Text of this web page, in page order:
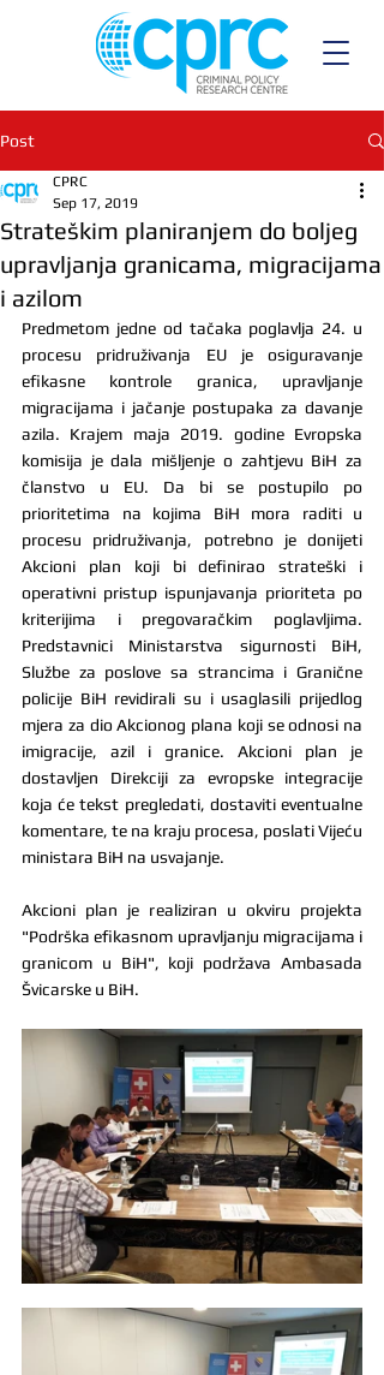
Post
Strateškim planiranjem do boljeg
upravljanja granicama, migracijama
i azilom
CPRC
Sep 17, 2019
Predmetom jedne od tačaka poglavlja 24. u
procesu pridruživanja EU je osiguravanje
efikasne kontrole granica, upravljanje
migracijama i jačanje postupaka za davanje
azila. Krajem maja 2019. godine Evropska
komisija je dala mišljenje o zahtjevu BiH za
članstvo u EU. Da bi se postupilo po
prioritetima na kojima BiH mora raditi u
procesu pridruživanja, potrebno je donijeti
Akcioni plan koji bi definirao strateški i
operativni pristup ispunjavanja prioriteta po
kriterijima i pregovaračkim poglavljima.
Predstavnici Ministarstva sigurnosti BiH,
Službe za poslove sa strancima i Granične
policije BiH revidirali su i usaglasili prijedlog
mjera za dio Akcionog plana koji se odnosi na
imigracije, azil i granice. Akcioni plan je
dostavljen Direkciji za evropske integracije
koja će tekst pregledati, dostaviti eventualne
komentare, te na kraju procesa, poslati Vijeću
ministara BiH na usvajanje.
Akcioni plan je realiziran u okviru projekta
"Podrška efikasnom upravljanju migracijama i
granicom u BiH", koji podržava Ambasada
Švicarske u BiH.